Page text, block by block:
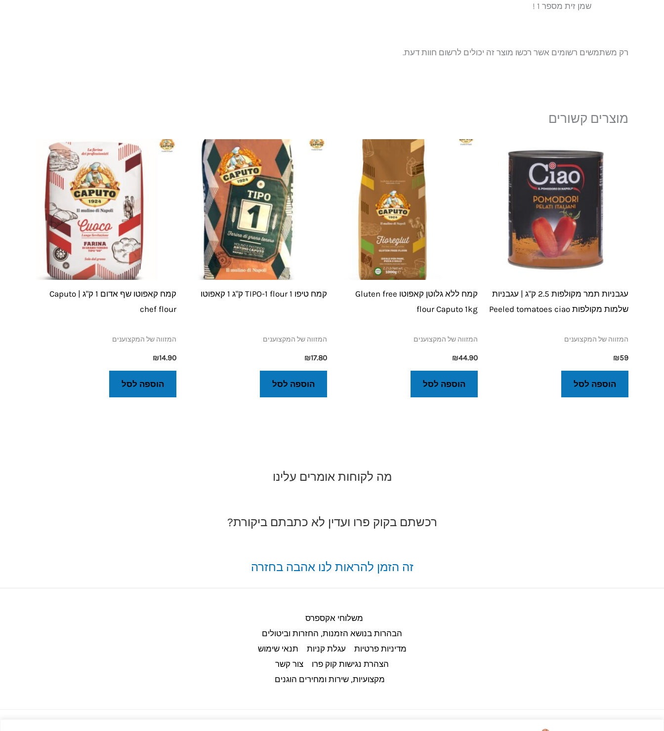
שמן זית מספר 1 !
רק משתמשים רשומים אשר רכשו מוצר זה יכולים לרשום חוות דעת.
מוצרים קשורים
עגבניות תמר מקולפות 2.5 ק"ג | עגבניות
שלמות מקולפות Peeled tomatoes ciao
המזווה של המקצוענים
₪59
הוספה לסל
קמח ללא גלוטן קאפוטו Gluten free
flour Caputo 1kg
המזווה של המקצוענים
₪44.90
הוספה לסל
קמח טיפו 1 TIPO-1 flour ק"ג 1 קאפוטו
המזווה של המקצוענים
₪17.80
הוספה לסל
קמח קאפוטו שף אדום 1 ק"ג | Caputo
chef flour
המזווה של המקצוענים
₪14.90
הוספה לסל
מה לקוחות אומרים עלינו
רכשתם בקוק פרו ועדין לא כתבתם ביקורת?
זה הזמן להראות לנו אהבה בחזרה
משלוחי אקספרס
הבהרות בנושא הזמנות, החזרות וביטולים​
מדיניות פרטיות
עגלת קניות
תנאי שימוש
הצהרת נגישות קוק פרו
צור קשר
מקצועיות, שירות ומחירים הוגנים